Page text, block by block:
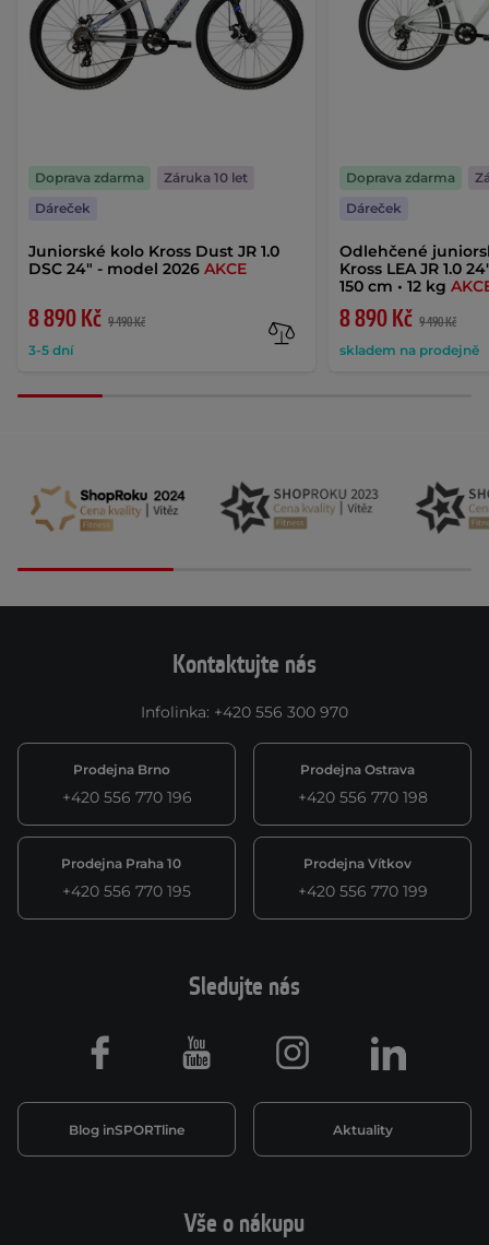
Juniorské kolo Kross Dust JR 1.0
DSC 24" - model 2026 AKCE
8 890 Kč 9 490 Kč
3-5 dní
Doprava zdarma
Záruka 10 let
Dáreček
Odlehčené
Kross LEA JR 1.0
150 cm • 12 kg
8 890 Kč 9 490 Kč
skladem na prodejně
Doprava zdarma
Dáreček
Kontaktujte nás
Infolinka: +420 556 300 970
Prodejna Brno
+420 556 770 196
Prodejna Ostrava
+420 556 770 198
Prodejna Praha 10
+420 556 770 195
Prodejna Vítkov
+420 556 770 199
Vše o nákupu
Sledujte nás
Blog inSPORTline Aktuality
Facebook Youtube Instagram LinkedIn